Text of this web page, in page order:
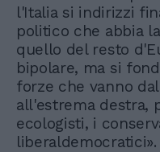
l'Italia si indirizzi
politico che abbia
quello del resto
bipolare, ma si
forze che vanno
all'estrema destra,
ecologisti, i